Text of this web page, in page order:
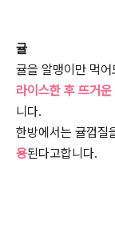
귤
귤을 알맹이만 먹
라이스한 후 뜨거
니다.
한방에서는 귤껍질
용된다고합니다.